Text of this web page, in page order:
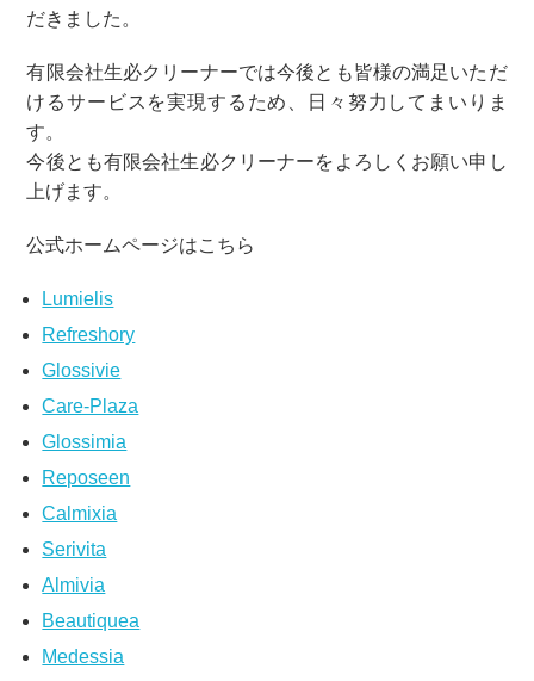
だきました。
有限会社生必クリーナーでは今後とも皆様の満足いただ
けるサービスを実現するため、日々努力してまいりま
す。
今後とも有限会社生必クリーナーをよろしくお願い申し
上げます。
公式ホームページはこちら
Lumielis
Refreshory
Glossivie
Care-Plaza
Glossimia
Reposeen
Calmixia
Serivita
Almivia
Beautiquea
Medessia